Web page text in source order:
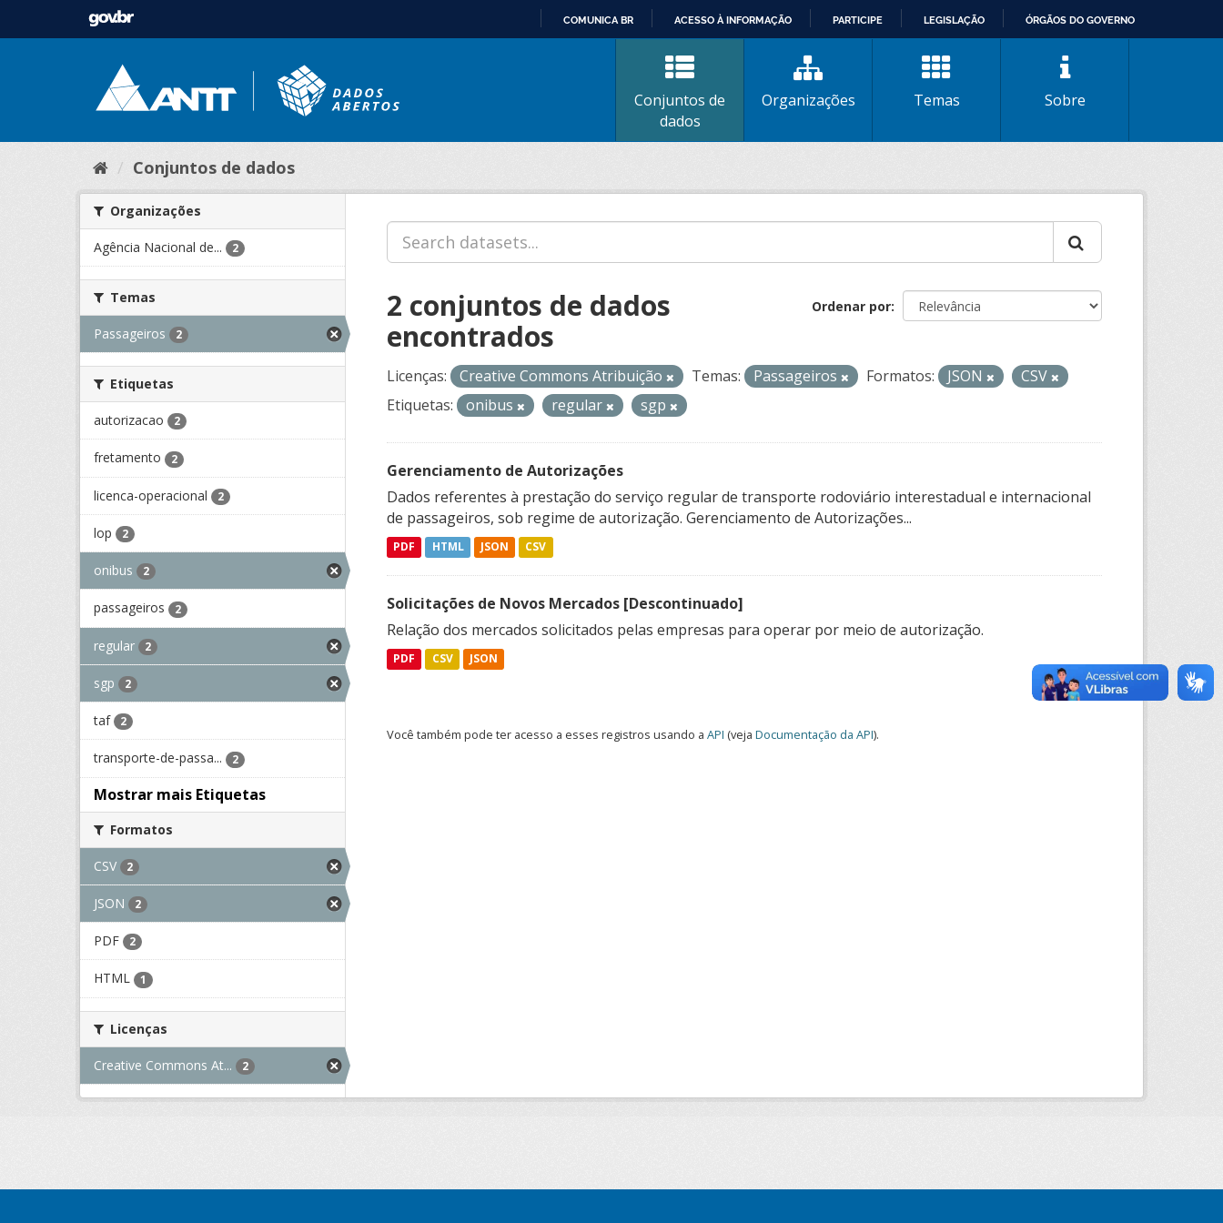
CONTEÚDO
COMUNICA BR ACESSO À INFORMAÇÃO PARTICIPE LEGISLAÇÃO ÓRGÃOS DO GOVERNO
Conjuntos de
dados
Organizações Temas Sobre
Conjuntos de dados
Organizações
Agência Nacional de... 2
Temas
Passageiros 2
Etiquetas
autorizacao 2
fretamento 2
licenca-operacional 2
lop 2
onibus 2
passageiros 2
regular 2
sgp 2
taf 2
transporte-de-passa... 2
Mostrar mais Etiquetas
Formatos
CSV 2
JSON 2
PDF 2
HTML 1
Licenças
Creative Commons At... 2
Ordenar por
2 conjuntos de dados
encontrados
Licenças: Creative Commons Atribuição Temas: Passageiros Formatos: JSON
CSV
Etiquetas:
onibus regular sgp
Gerenciamento de Autorizações
Dados referentes à prestação do serviço regular de transporte rodoviário interestadual e internacional
de passageiros, sob regime de autorização. Gerenciamento de Autorizações...
PDF HTML JSON CSV
Solicitações de Novos Mercados [Descontinuado]
Relação dos mercados solicitados pelas empresas para operar por meio de autorização.
PDF CSV JSON
Você também pode ter acesso a esses registros usando a API (veja Documentação da API).